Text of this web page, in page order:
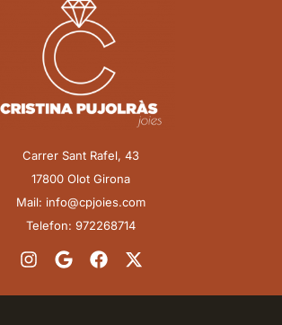
Carrer Sant Rafel, 43
17800 Olot Girona
Mail: info@cpjoies.com
Telefon: 972268714